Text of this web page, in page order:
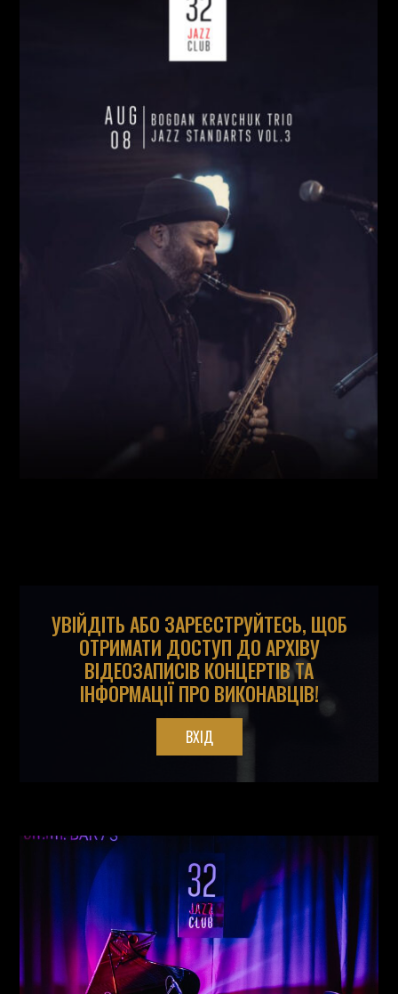
Ціна:
Богдан Кравчук (Саксофон
,) Олександр Ємець
УВІЙДІТЬ АБО ЗАРЕЄСТРУЙТЕСЬ, ЩОБ
ОТРИМАТИ ДОСТУП ДО АРХІВУ
ВІДЕОЗАПИСІВ КОНЦЕРТІВ ТА
ІНФОРМАЦІЇ ПРО ВИКОНАВЦІВ!
ВХІД